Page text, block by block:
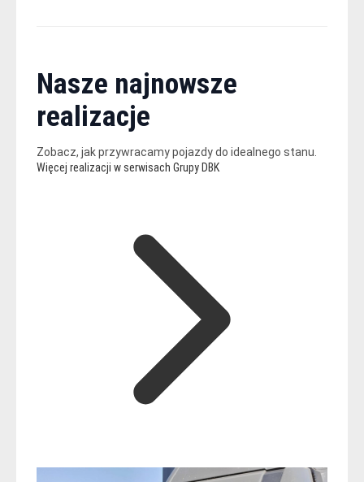
Nasze najnowsze
realizacje
Zobacz, jak przywracamy pojazdy do idealnego stanu.
Więcej realizacji w serwisach Grupy DBK